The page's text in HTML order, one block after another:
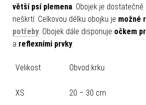
větší psí plemena. Obojek je
neškrtí. Celkovou délku obojku je možné
potřeby. Obojek dále disponuje očkem
a reflexními prvky.
Velikost Obvod krku
XS 20 – 30 cm